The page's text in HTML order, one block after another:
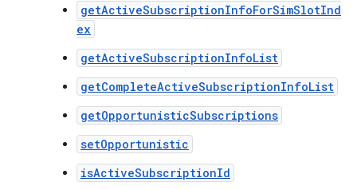
getActiveSubscriptionInfoForSimSlotInd
ex
getActiveSubscriptionInfoList
getCompleteActiveSubscriptionInfoList
getOpportunisticSubscriptions
setOpportunistic
isActiveSubscriptionId